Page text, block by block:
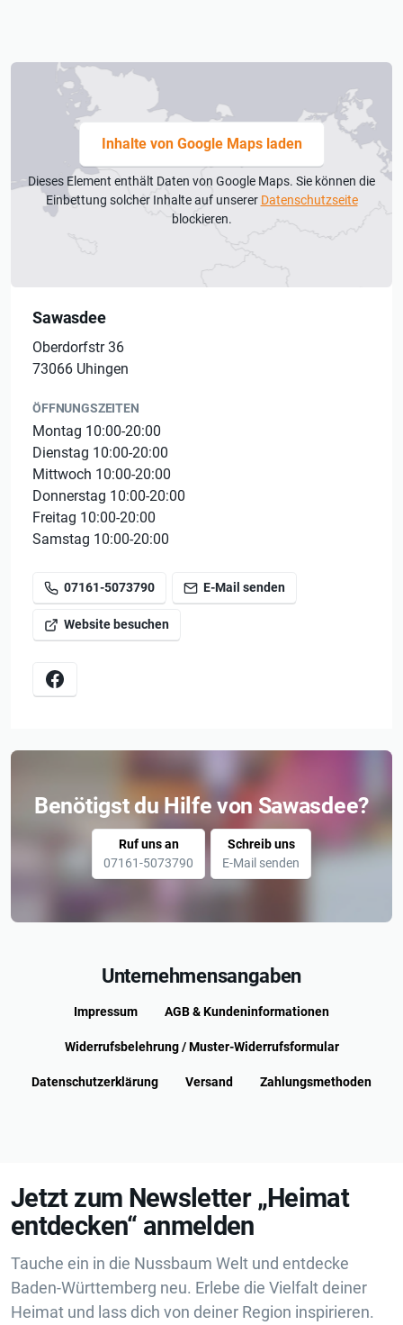
Inhalte von Google Maps laden
Dieses Element enthält Daten von Google Maps. Sie können die
Einbettung solcher Inhalte auf unserer Datenschutzseite
blockieren.
Sawasdee
Oberdorfstr 36
73066 Uhingen
ÖFFNUNGSZEITEN
Montag 10:00-20:00
Dienstag 10:00-20:00
Mittwoch 10:00-20:00
Donnerstag 10:00-20:00
Freitag 10:00-20:00
Samstag 10:00-20:00
07161-5073790 E-Mail senden
Website besuchen
Benötigst du Hilfe von Sawasdee?
Ruf uns an
07161-5073790
Schreib uns
E-Mail senden
Unternehmensangaben
Impressum AGB & Kundeninformationen
Widerrufsbelehrung / Muster-Widerrufsformular
Datenschutzerklärung Versand Zahlungsmethoden
Jetzt zum Newsletter „Heimat
entdecken“ anmelden
Tauche ein in die Nussbaum Welt und entdecke
Baden-Württemberg neu. Erlebe die Vielfalt deiner
Heimat und lass dich von deiner Region inspirieren.